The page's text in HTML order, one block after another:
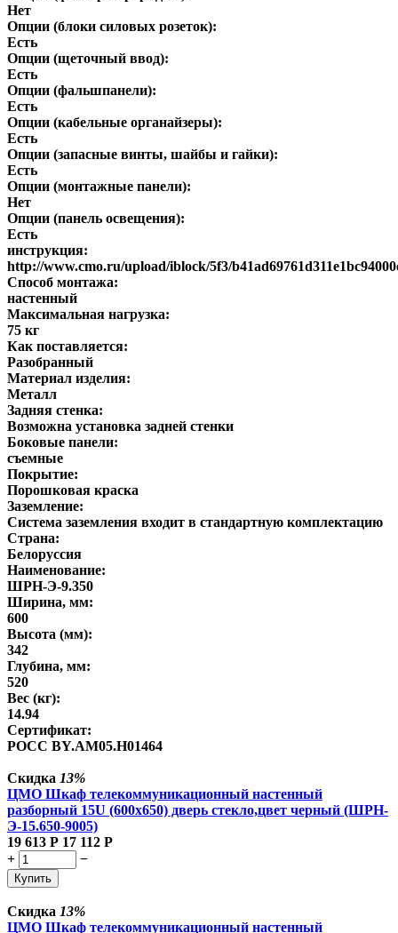
Нет
Опции (блоки силовых розеток):
Есть
Опции (щеточный ввод):
Есть
Опции (фальшпанели):
Есть
Опции (кабельные органайзеры):
Есть
Опции (запасные винты, шайбы и гайки):
Есть
Опции (монтажные панели):
Нет
Опции (панель освещения):
Есть
инструкция:
http://www.cmo.ru/upload/iblock/5f3/
Способ монтажа:
настенный
Максимальная нагрузка:
75 кг
Как поставляется:
Разобранный
Материал изделия:
Металл
Задняя стенка:
Возможна установка задней стенки
Боковые панели:
съемные
Покрытие:
Порошковая краска
Заземление:
Система заземления входит в стандартную комплектацию
Страна:
Белоруссия
Наименование:
ШРН-Э-9.350
Ширина, мм:
600
Высота (мм):
342
Глубина, мм:
520
Вес (кг):
14.94
Сертификат:
POCC BY.AM05.H01464
Скидка 13%
ЦМО Шкаф телекоммуникационный настенный
разборный 15U (600х650) дверь стекло,цвет черный (ШРН-
Э-15.650-9005)
19 613 Р 17 112 Р
+
−
Купить
Скидка 13%
ЦМО Шкаф телекоммуникационный настенный